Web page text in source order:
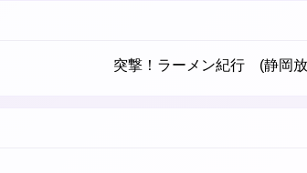
突撃！ラーメン紀行 (静岡